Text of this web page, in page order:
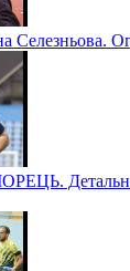
Селезньова.